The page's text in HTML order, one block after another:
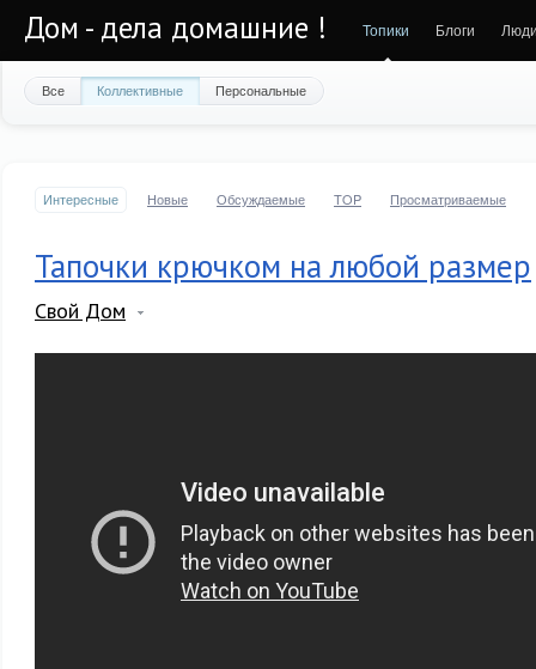
Дом - дела домашние ! Топики Блоги
Все Коллективные Персональные
Интересные Новые Обсуждаемые TOP Просматриваемые
Тапочки крючком на любой размер
Свой Дом